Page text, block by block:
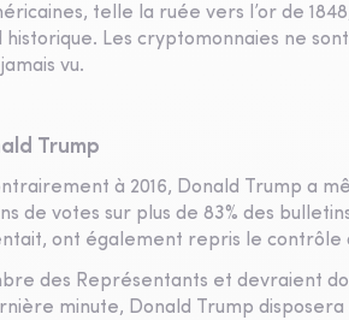
telle la ruée vers l’or de
Les cryptomonnaies ne
vu.
Trump
à 2016, Donald Trump a
de votes sur plus de 83% des
ont également repris le contrôle
des Représentants et devraient
minute, Donald Trump disposera